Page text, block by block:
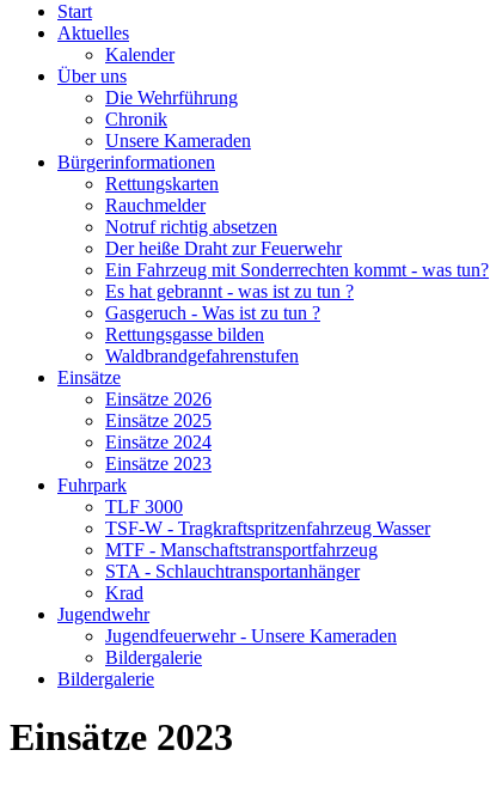
Start
Aktuelles
Kalender
Über uns
Die Wehrführung
Chronik
Unsere Kameraden
Bürgerinformationen
Rettungskarten
Rauchmelder
Notruf richtig absetzen
Der heiße Draht zur Feuerwehr
Ein Fahrzeug mit Sonderrechten kommt - was tun?
Es hat gebrannt - was ist zu tun ?
Gasgeruch - Was ist zu tun ?
Rettungsgasse bilden
Waldbrandgefahrenstufen
Einsätze
Einsätze 2026
Einsätze 2025
Einsätze 2024
Einsätze 2023
Fuhrpark
TLF 3000
TSF-W - Tragkraftspritzenfahrzeug Wasser
MTF - Manschaftstransportfahrzeug
STA - Schlauchtransportanhänger
Krad
Jugendwehr
Jugendfeuerwehr - Unsere Kameraden
Bildergalerie
Bildergalerie
Einsätze 2023